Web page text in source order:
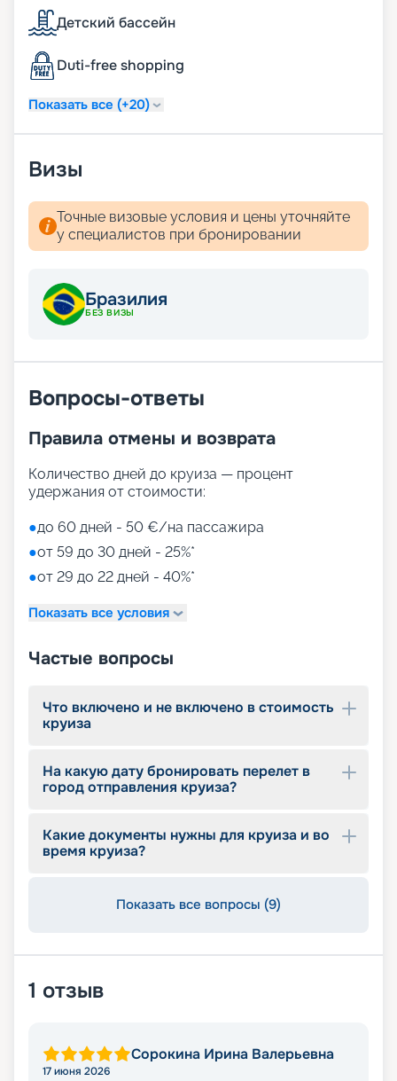
Детский бассейн
Duti-free shopping
Показать все (+20)
Визы
Точные визовые условия и цены уточняйте
у специалистов при бронировании
Бразилия
БЕЗ ВИЗЫ
Вопросы-ответы
Правила отмены и возврата
Количество дней до круиза — процент
удержания от стоимости:
●до 60 дней - 50 €/на пассажира
●от 59 до 30 дней - 25%*
●от 29 до 22 дней - 40%*
Показать все условия
Частые вопросы
Что включено и не включено в стоимость
круиза
На какую дату бронировать перелет в
город отправления круиза?
Какие документы нужны для круиза и во
время круиза?
Показать все вопросы (9)
1 отзыв
Сорокина Ирина Валерьевна
17 июня 2026